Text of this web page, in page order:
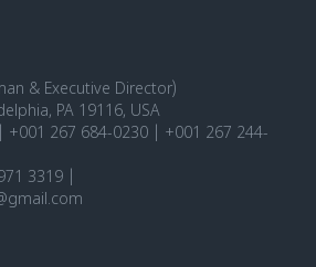
& Executive Director)
PA 19116, USA
+001 267 684-0230 | +001 267 244-
3319 |